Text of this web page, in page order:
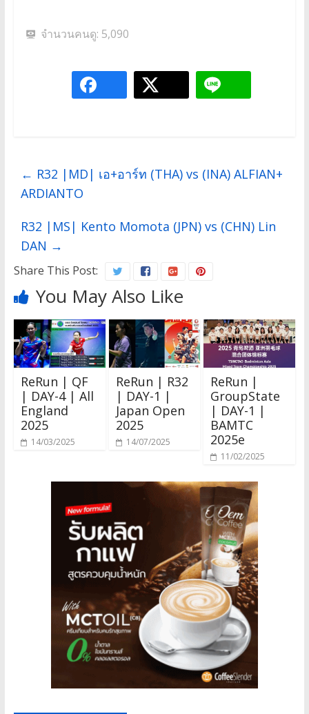
จำนวนคนดู: 5,090
← R32 |MD| เอ+อาร์ท (THA) vs (INA) ALFIAN+
ARDIANTO
R32 |MS| Kento Momota (JPN) vs (CHN) Lin
DAN →
Share This Post:
You May Also Like
ReRun | QF
| DAY-4 | All
England
2025
14/03/2025
ReRun | R32
| DAY-1 |
Japan Open
2025
14/07/2025
ReRun |
GroupState
| DAY-1 |
BAMTC
2025e
11/02/2025